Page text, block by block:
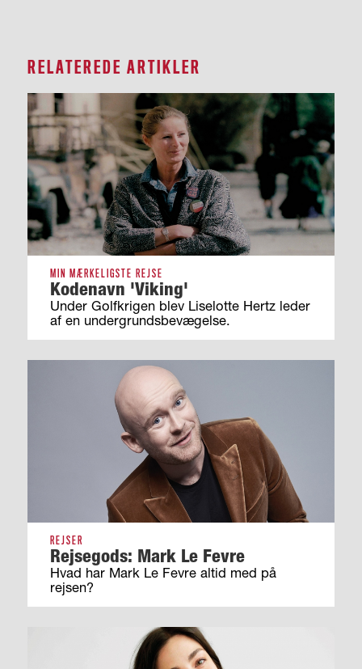
RELATEREDE ARTIKLER
MIN MÆRKELIGSTE REJSE
Kodenavn 'Viking'
Under Golfkrigen blev Liselotte Hertz leder
af en undergrundsbevægelse.
REJSER
Rejsegods: Mark Le Fevre
Hvad har Mark Le Fevre altid med på
rejsen?